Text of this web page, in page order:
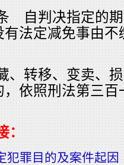
自判决指定的
有法定减免事由
、转移、变卖、
，依照刑法第三
：
犯罪目的及案件起因